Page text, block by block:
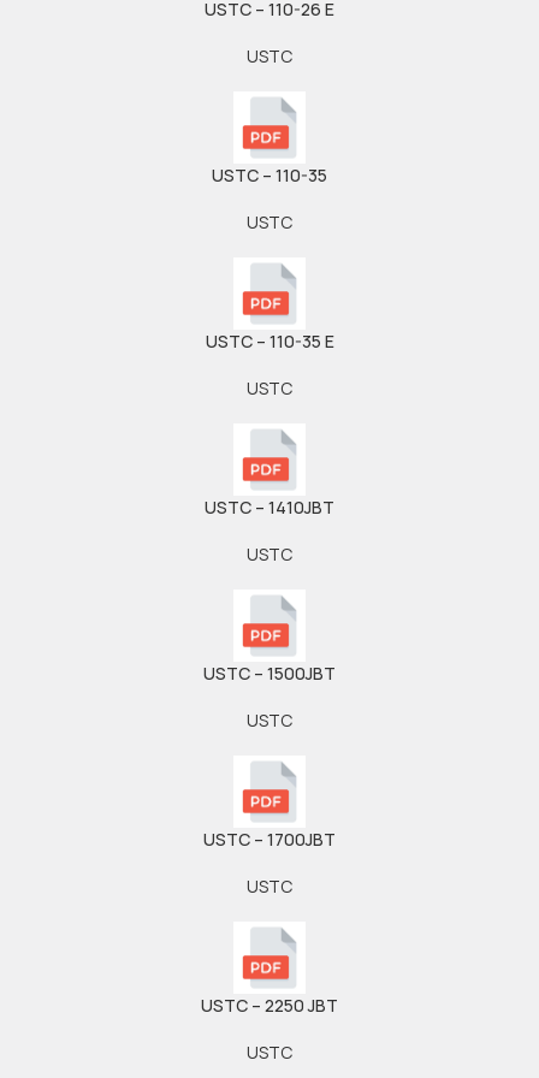
USTC – 110-26 E
USTC
USTC – 110-35
USTC
USTC – 110-35 E
USTC
USTC – 1410JBT
USTC
USTC – 1500JBT
USTC
USTC – 1700JBT
USTC
USTC – 2250 JBT
USTC